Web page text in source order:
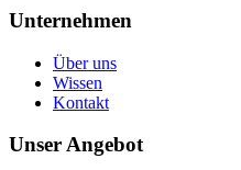
Unternehmen
Über uns
Wissen
Kontakt
Unser Angebot